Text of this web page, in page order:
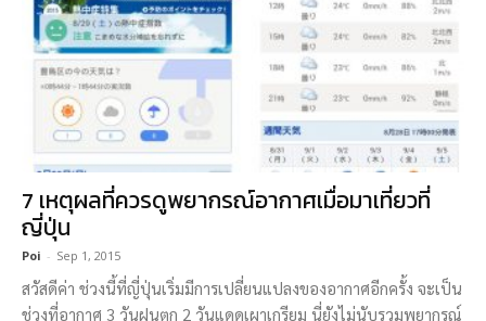
7 เหตุผลที่ควรดูพยากรณ์อากาศเมื่อมาเที่ยวที่
ญี่ปุ่น
Poi - Sep 1, 2015
สวัสดีค่า ช่วงนี้ที่ญี่ปุ่นเริ่มมีการเปลี่ยนแปลงของอากาศอีกครั้ง จะเป็น
ช่วงที่อากาศ 3 วันฝนตก 2 วันแดดเผาเกรียม นี่ยังไม่นับรวมพยากรณ์